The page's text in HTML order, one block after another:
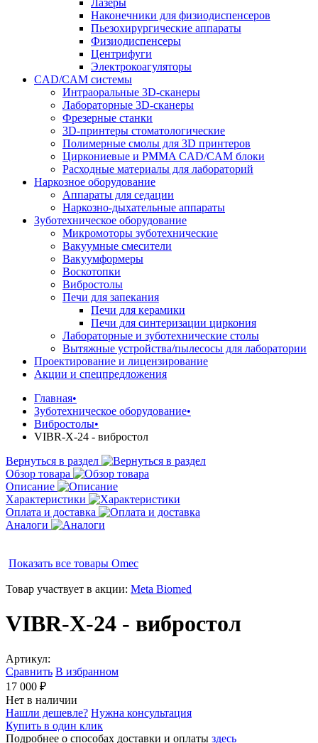
Лазеры
Наконечники для физиодиспенсеров
Пьезохирургические аппараты
Физиодиспенсеры
Центрифуги
Электрокоагуляторы
CAD/CAM системы
Интраоральные 3D-сканеры
Лабораторные 3D-сканеры
Фрезерные станки
3D-принтеры стоматологические
Полимерные смолы для 3D принтеров
Циркониевые и PMMA CAD/CAM блоки
Расходные материалы для лабораторий
Наркозное оборудование
Аппараты для седации
Наркозно-дыхательные аппараты
Зуботехническое оборудование
Микромоторы зуботехнические
Вакуумные смесители
Вакуумформеры
Воскотопки
Вибростолы
Печи для запекания
Печи для керамики
Печи для синтеризации циркония
Лабораторные и зуботехнические столы
Вытяжные устройства/пылесосы для лаборатории
Проектирование и лицензирование
Акции и спецпредложения
Главная•
Зуботехническое оборудование•
Вибростолы•
VIBR-X-24 - вибростол
Вернуться в раздел
Обзор товара
Описание
Характеристики
Оплата и доставка
Аналоги
Показать все товары Omec
Товар участвует в акции: Meta Biomed
VIBR-X-24 - вибростол
Артикул:
Сравнить В избранном
17 000 ₽
Нет в наличии
Нашли дешевле? Нужна консультация
Купить в один клик
Подробнее о способах доставки и оплаты здесь